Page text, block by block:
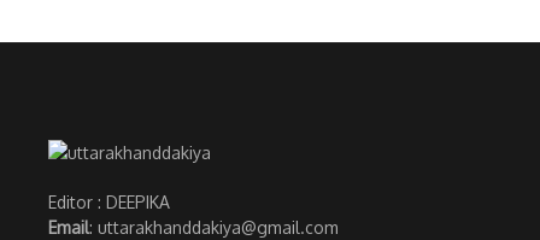
Editor : DEEPIKA
Email: uttarakhanddakiya@gmail.com